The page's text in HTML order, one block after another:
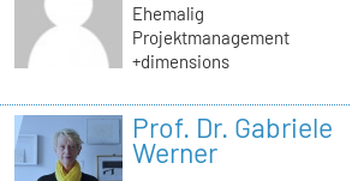
Ehemalig
Projektmanagement
+dimensions
Prof. Dr. Gabriele
Werner